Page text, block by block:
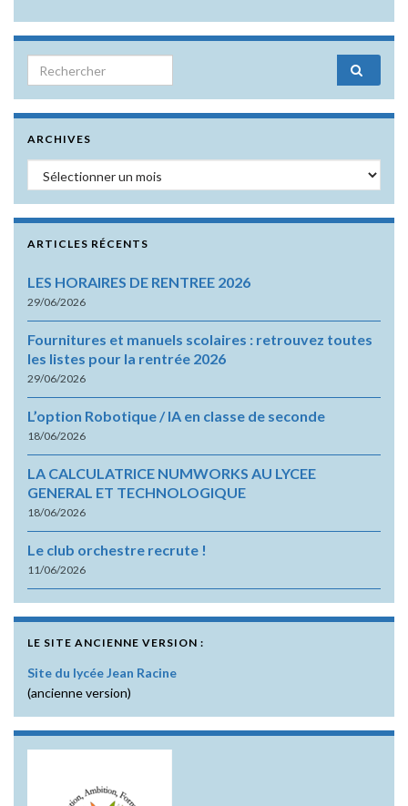
Search for:
ARCHIVES
Archives
ARTICLES RÉCENTS
LES HORAIRES DE RENTREE 2026
29/06/2026
Fournitures et manuels scolaires : retrouvez toutes
les listes pour la rentrée 2026
29/06/2026
L’option Robotique / IA en classe de seconde
18/06/2026
LA CALCULATRICE NUMWORKS AU LYCEE
GENERAL ET TECHNOLOGIQUE
18/06/2026
Le club orchestre recrute !
11/06/2026
LE SITE ANCIENNE VERSION :
Site du lycée Jean Racine
(ancienne version)